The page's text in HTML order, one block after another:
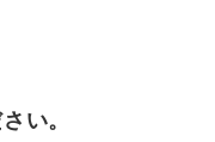
い。